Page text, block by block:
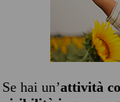
Se hai un’attività